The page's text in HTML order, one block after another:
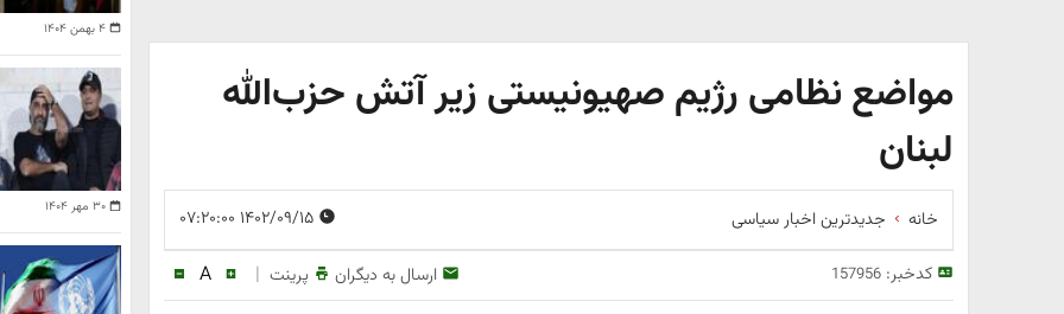
مواضع نظامی رژیم صهیونیستی زیر آتش حزب‌الله
لبنان
خانه جدیدترین اخبار سیاسی
کدخبر:157956 ارسال به دیگران پرینت |
A
۴ بهمن ۱۴۰۴
۳۰ مهر ۱۴۰۴